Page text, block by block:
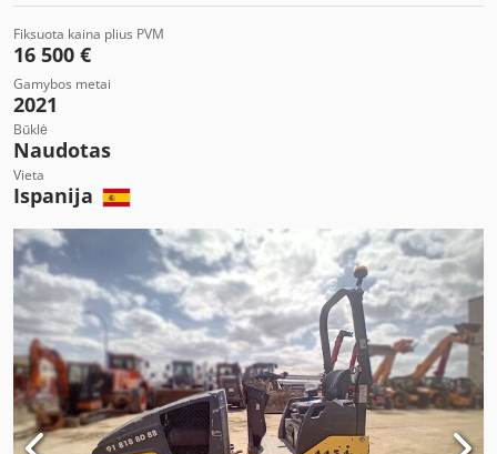
Fiksuota kaina plius PVM
16 500 €
Gamybos metai
2021
Būklė
Naudotas
Vieta
Ispanija